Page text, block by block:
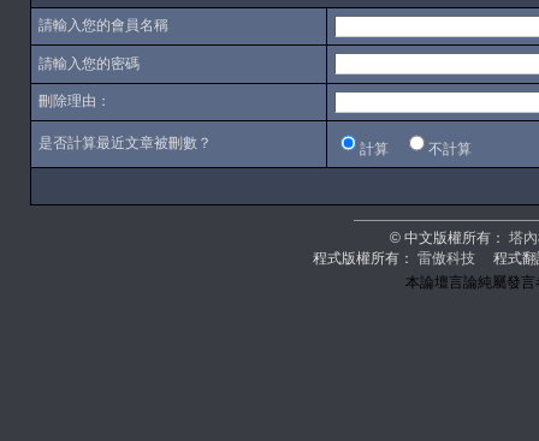
請輸入您的會員名稱
請輸入您的密碼
刪除理由：
是否計算最近文章被刪數？ 計算 不計算
© 中文版權所有： 塔
程式版權所有： 雷傲科技程式翻
本論壇言論純屬發